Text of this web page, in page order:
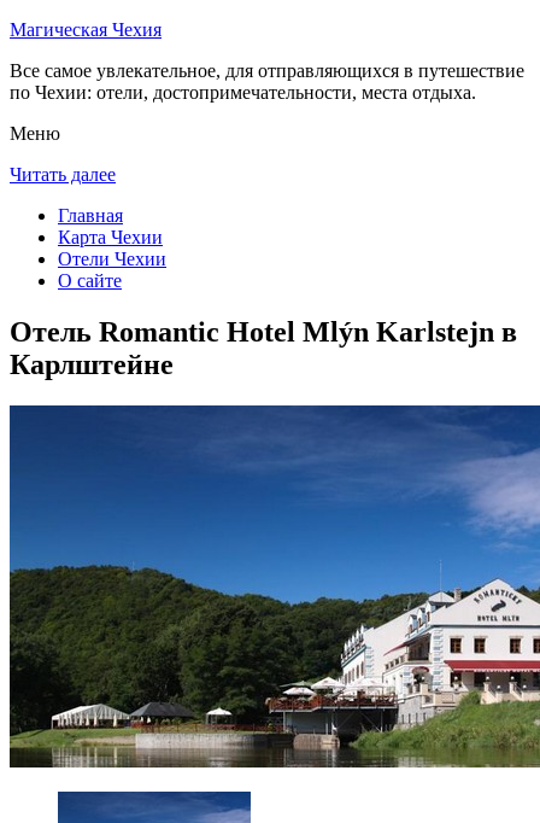
Магическая Чехия
Все самое увлекательное, для отправляющихся в путешествие
по Чехии: отели, достопримечательности, места отдыха.
Меню
Читать далее
Главная
Карта Чехии
Отели Чехии
О сайте
Отель Romantic Hotel Mlýn Karlstejn в
Карлштейне